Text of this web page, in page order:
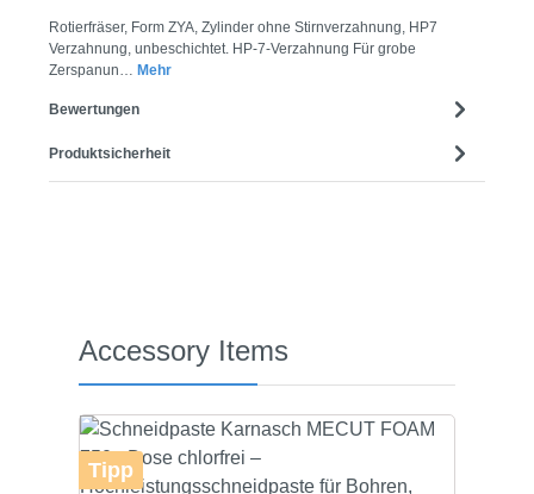
Rotierfräser, Form ZYA, Zylinder ohne Stirnverzahnung, HP7
Verzahnung, unbeschichtet. HP-7-Verzahnung Für grobe
Zerspanun… Mehr
Bewertungen
Produktsicherheit
Produktgalerie überspringen
Accessory Items
Tipp